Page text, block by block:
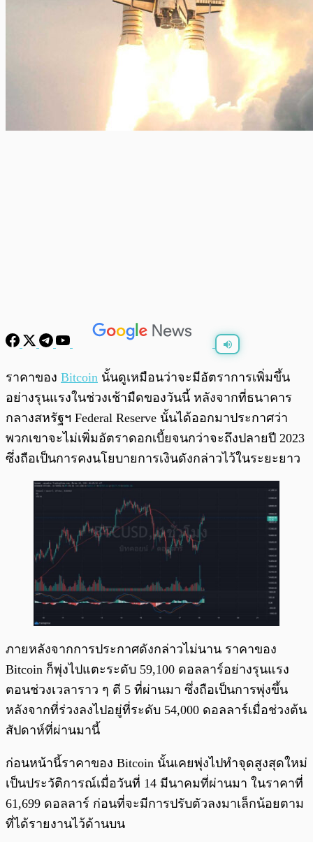
/ 0:00
ราคาของ Bitcoin นั้นดูเหมือนว่าจะมีอัตราการเพิ่มขึ้น
อย่างรุนแรงในช่วงเช้ามืดของวันนี้ หลังจากที่ธนาคาร
กลางสหรัฐฯ Federal Reserve นั้นได้ออกมาประกาศว่า
พวกเขาจะไม่เพิ่มอัตราดอกเบี้ยจนกว่าจะถึงปลายปี 2023
ซึ่งถือเป็นการคงนโยบายการเงินดังกล่าวไว้ในระยะยาว
ภายหลังจากการประกาศดังกล่าวไม่นาน ราคาของ
Bitcoin ก็พุ่งไปแตะระดับ 59,100 ดอลลาร์อย่างรุนแรง
ตอนช่วงเวลาราว ๆ ตี 5 ที่ผ่านมา ซึ่งถือเป็นการพุ่งขึ้น
หลังจากที่ร่วงลงไปอยู่ที่ระดับ 54,000 ดอลลาร์เมื่อช่วงต้น
สัปดาห์ที่ผ่านมานี้
ก่อนหน้านี้ราคาของ Bitcoin นั้นเคยพุ่งไปทำจุดสูงสุดใหม่
เป็นประวัติการณ์เมื่อวันที่ 14 มีนาคมที่ผ่านมา ในราคาที่
61,699 ดอลลาร์ ก่อนที่จะมีการปรับตัวลงมาเล็กน้อยตาม
ที่ได้รายงานไว้ด้านบน